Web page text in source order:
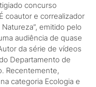
concurso
coautor e correalizador
emitido pelo
audiência de quase
da série de vídeos
Departamento de
Recentemente,
categoria Ecologia e